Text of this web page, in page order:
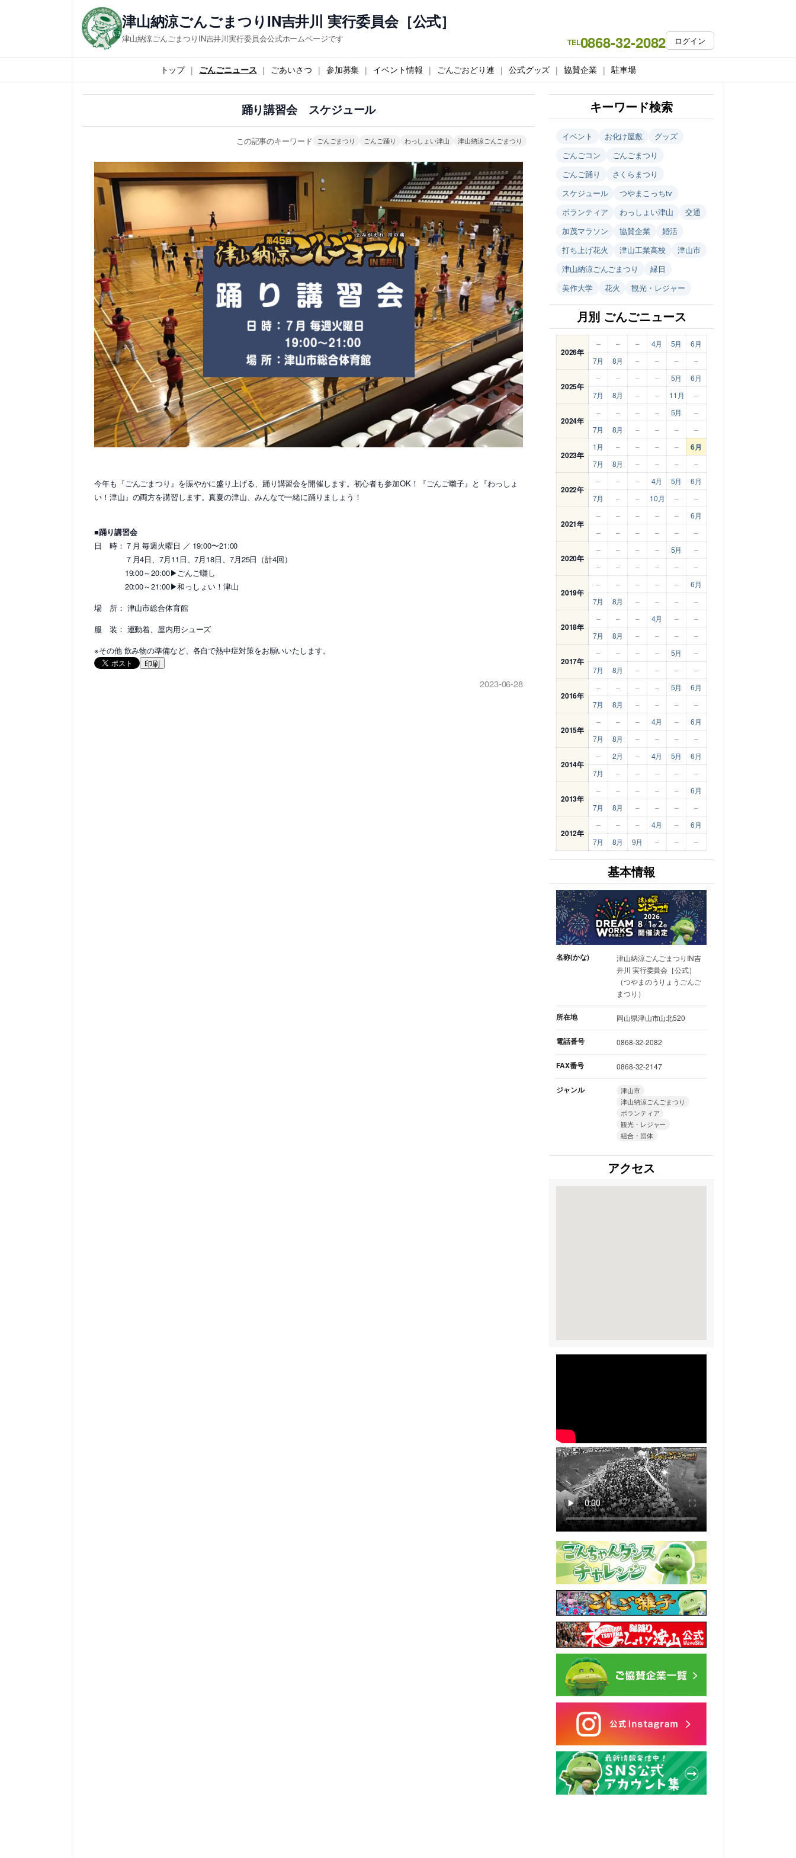
ス
キ
津山納涼ごんごまつりIN吉井川 実行委員会［公式］
津山納涼ごんごまつりIN吉井川実行委員会公式ホームページです TEL0868-32-2082 ログイン
トップ ごんごニュース ごあいさつ 参加募集 イベント情報 ごんごおどり連 公式グッズ 協賛企業 駐車場
踊り講習会 スケジュール
この記事のキーワード ごんごまつり ごんご踊り わっしょい津山 津山納涼ごんごまつり
今年も『ごんごまつり』を賑やかに盛り上げる、踊り講習会を開催します。初心者も参加OK！『ごんご囃子』と『わっしょ
い！津山』の両方を講習します。真夏の津山、みんなで一緒に踊りましょう！
■踊り講習会
日 時：７月 毎週火曜日 ／ 19:00〜21:00
７月4日、7月11日、7月18日、7月25日（計4回）
19:00～20:00▶ごんご囃し
20:00～21:00▶和っしょい！津山
場 所： 津山市総合体育館
服 装： 運動着、屋内用シューズ
※その他 飲み物の準備など、各自で熱中症対策をお願いいたします。
印刷
2023-06-28
キーワード検索
イベント お化け屋敷
グッズ
ごんごコン
ごんごまつり
ごんご踊り
さくらまつり
スケジュール
つやまこっちtv
ボランティア
わっしょい津山
交通
加茂マラソン
協賛企業
婚活
打ち上げ花火
津山工業高校
津山市
津山納涼ごんごまつり
縁日
美作大学
花火 観光・レジャー
月別 ごんごニュース
2026年
– – – 4月 5月
6月
7月
8月 – – – –
2025年
– – – – 5月
6月
7月
8月 – – 11月 –
2024年
– – – – 5月
–
7月
8月 – – – –
2023年
1月 – – – – 6月
7月 8月 – – – –
2022年
– – – 4月 5月
6月
7月
– – 10月 – –
2021年
– – – – –
6月
–
– – – – –
2020年
– – – – 5月
–
–
– – – – –
2019年
– – – – –
6月
7月
8月 – – – –
2018年
– – – 4月 –
–
7月
8月 – – – –
2017年
– – – – 5月
–
7月
8月 – – – –
2016年
– – – – 5月
6月
7月
8月 – – – –
2015年
– – – 4月 –
6月
7月
8月 – – – –
2014年
– 2月 – 4月 5月
6月
7月
– – – – –
2013年
– – – – –
6月
7月
8月 – – – –
2012年
– – – 4月 –
6月
7月
8月 9月 – – –
基本情報
名称(かな)
津山納涼ごんごまつりIN吉
井川 実行委員会［公式］
（つやまのうりょうごんご
まつり）
所在地 岡山県津山市山北520
電話番号 0868-32-2082
FAX番号 0868-32-2147
ジャンル
津山市
津山納涼ごんごまつり
ボランティア
観光・レジャー
組合・団体
アクセス